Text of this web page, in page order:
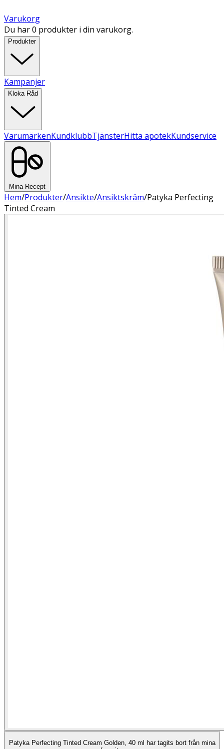
Varukorg
Du har 0 produkter i din varukorg.
Produkter
Kampanjer
Kloka Råd
VarumärkenKundklubbTjänsterHitta apotekKundservice
Mina Recept
Hem/Produkter/Ansikte/Ansiktskräm/Patyka Perfecting
Tinted Cream
Patyka Perfecting Tinted Cream Golden, 40 ml har tagits bort från mina